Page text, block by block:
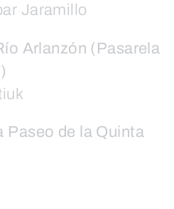
Jaramillo
Arlanzón (Pasarela
Paseo de la Quinta